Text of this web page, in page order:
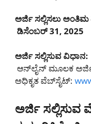
ಅರ್ಜಿ ಸಲ್ಲಿಸಲು ಅಂತಿಮ
ಡಿಸೆಂಬರ್ 31, 2025
ಅರ್ಜಿ ಸಲ್ಲಿಸುವ ವಿಧಾನ:
ಆನ್‌ಲೈನ್ ಮೂಲಕ ಅರ್ಜಿ
ಅಧಿಕೃತ ವೆಬ್‌ಸೈಟ್:
ಅರ್ಜಿ ಸಲ್ಲಿಸುವ